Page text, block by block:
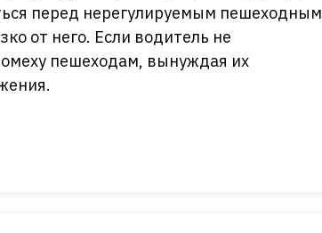
перед нерегулируемым пешеходным
от него. Если водитель не
пешеходам, вынуждая их